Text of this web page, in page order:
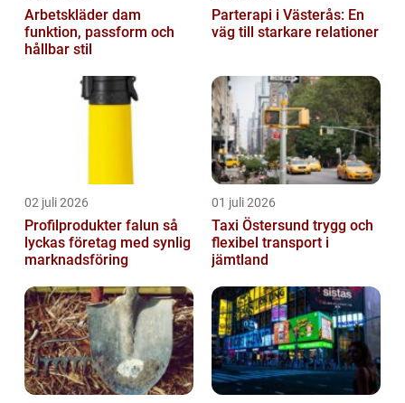
Arbetskläder dam
funktion, passform och
hållbar stil
Parterapi i Västerås: En
väg till starkare relationer
02 juli 2026
Profilprodukter falun så
lyckas företag med synlig
marknadsföring
01 juli 2026
Taxi Östersund trygg och
flexibel transport i
jämtland